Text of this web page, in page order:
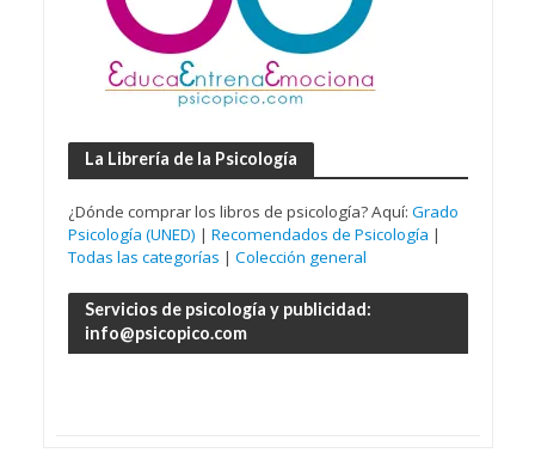
La Librería de la Psicología
¿Dónde comprar los libros de psicología? Aquí: Grado
Psicología (UNED) | Recomendados de Psicología |
Todas las categorías | Colección general
Servicios de psicología y publicidad:
info@psicopico.com